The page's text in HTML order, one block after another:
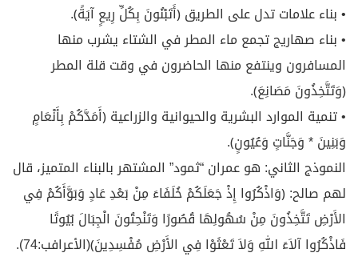
• بناء علامات تدل على الطريق ﴿أَتَبْنُونَ بِكُلِّ رِيعٍ آيَةً﴾.
• بناء صهاريج تجمع ماء المطر في الشتاء يشرب منها
المسافرون وينتفع منها الحاضرون في وقت قلة المطر
﴿وَتَتَّخِذُونَ مَصَانِعَ﴾.
• تنمية الموارد البشرية والحيوانية والزراعية ﴿أَمَدَّكُمْ بِأَنْعَامٍ
وَبَنِينَ * وَجَنَّاتٍ وَعُيُونٍ﴾.
النموذج الثاني: هو عمران “ثمود” المشتهر بالبناء المتميز، قال
لهم صالح: ﴿وَاذْكُرُوا إِذْ جَعَلَكُمْ خُلَفَاءَ مِنْ بَعْدِ عَادٍ وَبَوَّأَكُمْ فِي
الأَرْضِ تَتَّخِذُونَ مِنْ سُهُولِهَا قُصُورًا وَتَنْحِتُونَ الْجِبَالَ بُيُوتًا
فَاذْكُرُوا آلاَءَ اللهِ وَلاَ تَعْثَوْا فِي الأَرْضِ مُفْسِدِينَ﴾(الأعرافب:74).